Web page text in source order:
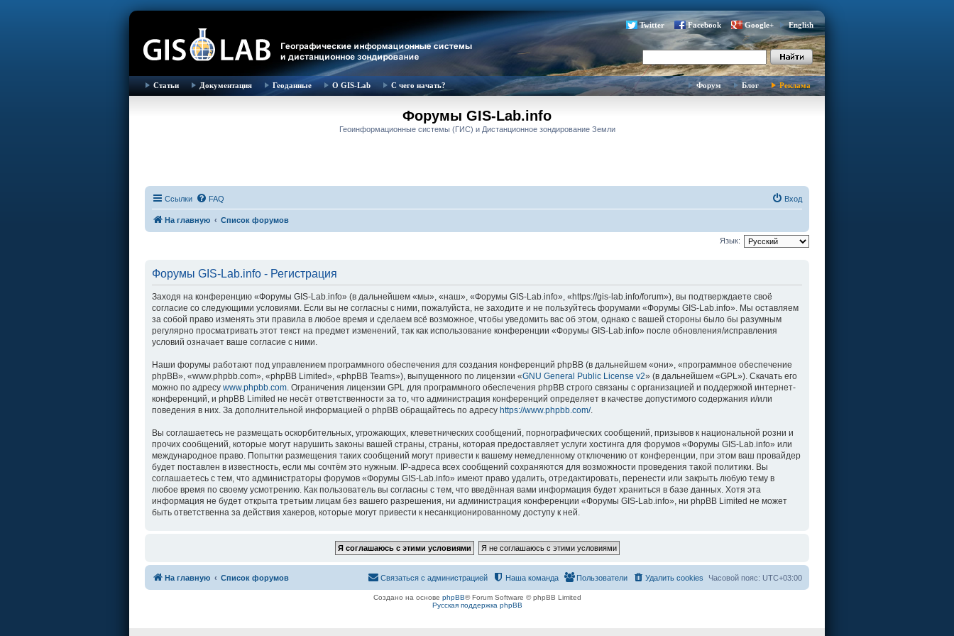
Twitter Facebook Google+ English
Статьи Документация Геоданные О GIS-Lab С чего начать? Форум Блог Реклама
Форумы GIS-Lab.info
Геоинформационные системы (ГИС) и Дистанционное зондирование Земли
Ссылки FAQ Вход
На главную Список форумов
Язык:
Форумы GIS-Lab.info - Регистрация
Заходя на конференцию «Форумы GIS-Lab.info» (в дальнейшем «мы», «наш», «Форумы GIS-Lab.info», «https://gis-lab.info/forum»), вы подтверждаете своё
согласие со следующими условиями. Если вы не согласны с ними, пожалуйста, не заходите и не пользуйтесь форумами «Форумы GIS-Lab.info». Мы оставляем
за собой право изменять эти правила в любое время и сделаем всё возможное, чтобы уведомить вас об этом, однако с вашей стороны было бы разумным
регулярно просматривать этот текст на предмет изменений, так как использование конференции «Форумы GIS-Lab.info» после обновления/исправления
условий означает ваше согласие с ними.
Наши форумы работают под управлением программного обеспечения для создания конференций phpBB (в дальнейшем «они», «программное обеспечение
phpBB», «www.phpbb.com», «phpBB Limited», «phpBB Teams»), выпущенного по лицензии «GNU General Public License v2» (в дальнейшем «GPL»). Скачать его
можно по адресу www.phpbb.com . Ограничения лицензии GPL для программного обеспечения phpBB строго связаны с организацией и поддержкой интернет-
конференций, и phpBB Limited не несёт ответственности за то, что администрация конференций определяет в качестве допустимого содержания и/или
поведения в них. За дополнительной информацией о phpBB обращайтесь по адресу https://www.phpbb.com/.
Вы соглашаетесь не размещать оскорбительных, угрожающих, клеветнических сообщений, порнографических сообщений, призывов к национальной розни и
прочих сообщений, которые могут нарушить законы вашей страны, страны, которая предоставляет услуги хостинга для форумов «Форумы GIS-Lab.info» или
международное право. Попытки размещения таких сообщений могут привести к вашему немедленному отключению от конференции, при этом ваш провайдер
будет поставлен в известность, если мы сочтём это нужным. IP-адреса всех сообщений сохраняются для возможности проведения такой политики. Вы
соглашаетесь с тем, что администраторы форумов «Форумы GIS-Lab.info» имеют право удалить, отредактировать, перенести или закрыть любую тему в
любое время по своему усмотрению. Как пользователь вы согласны с тем, что введённая вами информация будет храниться в базе данных. Хотя эта
информация не будет открыта третьим лицам без вашего разрешения, ни администрация конференции «Форумы GIS-Lab.info», ни phpBB Limited не может
быть ответственна за действия хакеров, которые могут привести к несанкционированному доступу к ней.
На главную Список форумов Часовой пояс: UTC+03:00
Удалить cookies
Пользователи
Наша команда
Связаться с администрацией
Создано на основе phpBB® Forum Software © phpBB Limited
Русская поддержка phpBB